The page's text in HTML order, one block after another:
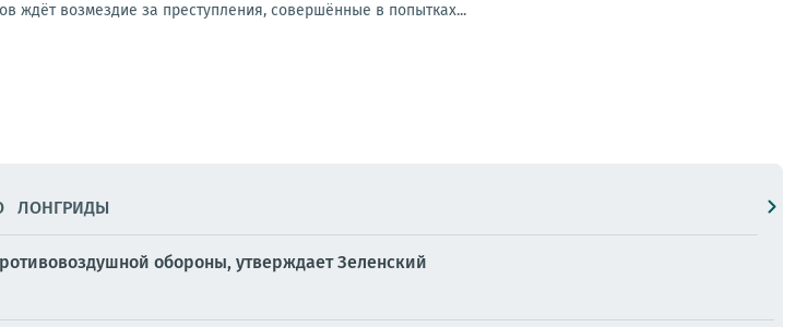
ждёт возмездие за преступления, совершённые в попытках...
ЛОНГРИДЫ
обороны, утверждает Зеленский